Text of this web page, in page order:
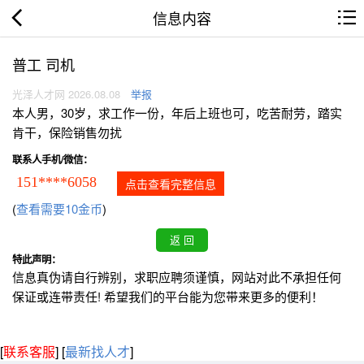
信息内容
普工 司机
光泽人才网 2026.08.08 举报
本人男，30岁，求工作一份，年后上班也可，吃苦耐劳，踏实
肯干，保险销售勿扰
联系人手机/微信：
151****6058 点击查看完整信息
(查看需要10金币)
特此声明：
信息真伪请自行辨别，求职应聘须谨慎，网站对此不承担任何
保证或连带责任! 希望我们的平台能为您带来更多的便利！
[联系客服] [最新找人才]